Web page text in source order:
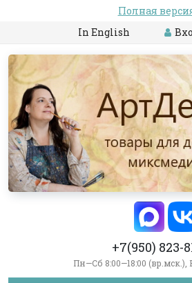
Полная
In English
+7(950) 823-
Пн—Сб 8:00—18:00